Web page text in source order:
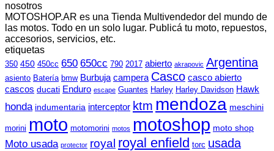
nosotros
MOTOSHOP.AR es una Tienda Multivendedor del mundo de
las motos. Todo en un solo lugar. Publicá tu moto, repuestos,
accesorios, servicios, etc.
etiquetas
350 450 450cc 650 650cc 790 2017 abierto akrapovic Argentina
asiento Batería bmw Burbuja campera Casco casco abierto
cascos ducati Enduro escape Guantes Harley Harley Davidson Hawk
honda indumentaria interceptor ktm mendoza meschini
morini moto motomorini motos motoshop moto shop
Moto usada protector royal royal enfield torc usada